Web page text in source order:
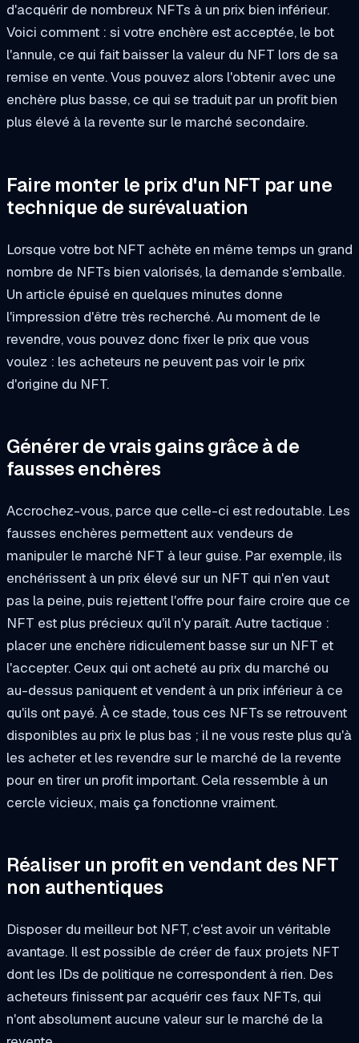
d'acquérir de nombreux NFTs à un prix bien inférieur.
Voici comment : si votre enchère est acceptée, le bot
l'annule, ce qui fait baisser la valeur du NFT lors de sa
remise en vente. Vous pouvez alors l'obtenir avec une
enchère plus basse, ce qui se traduit par un profit bien
plus élevé à la revente sur le marché secondaire.
Faire monter le prix d'un NFT par une
technique de surévaluation
Lorsque votre bot NFT achète en même temps un grand
nombre de NFTs bien valorisés, la demande s'emballe.
Un article épuisé en quelques minutes donne
l'impression d'être très recherché. Au moment de le
revendre, vous pouvez donc fixer le prix que vous
voulez : les acheteurs ne peuvent pas voir le prix
d'origine du NFT.
Générer de vrais gains grâce à de
fausses enchères
Accrochez-vous, parce que celle-ci est redoutable. Les
fausses enchères permettent aux vendeurs de
manipuler le marché NFT à leur guise. Par exemple, ils
enchérissent à un prix élevé sur un NFT qui n'en vaut
pas la peine, puis rejettent l'offre pour faire croire que ce
NFT est plus précieux qu'il n'y paraît. Autre tactique :
placer une enchère ridiculement basse sur un NFT et
l'accepter. Ceux qui ont acheté au prix du marché ou
au-dessus paniquent et vendent à un prix inférieur à ce
qu'ils ont payé. À ce stade, tous ces NFTs se retrouvent
disponibles au prix le plus bas ; il ne vous reste plus qu'à
les acheter et les revendre sur le marché de la revente
pour en tirer un profit important. Cela ressemble à un
cercle vicieux, mais ça fonctionne vraiment.
Réaliser un profit en vendant des NFT
non authentiques
Disposer du meilleur bot NFT, c'est avoir un véritable
avantage. Il est possible de créer de faux projets NFT
dont les IDs de politique ne correspondent à rien. Des
acheteurs finissent par acquérir ces faux NFTs, qui
n'ont absolument aucune valeur sur le marché de la